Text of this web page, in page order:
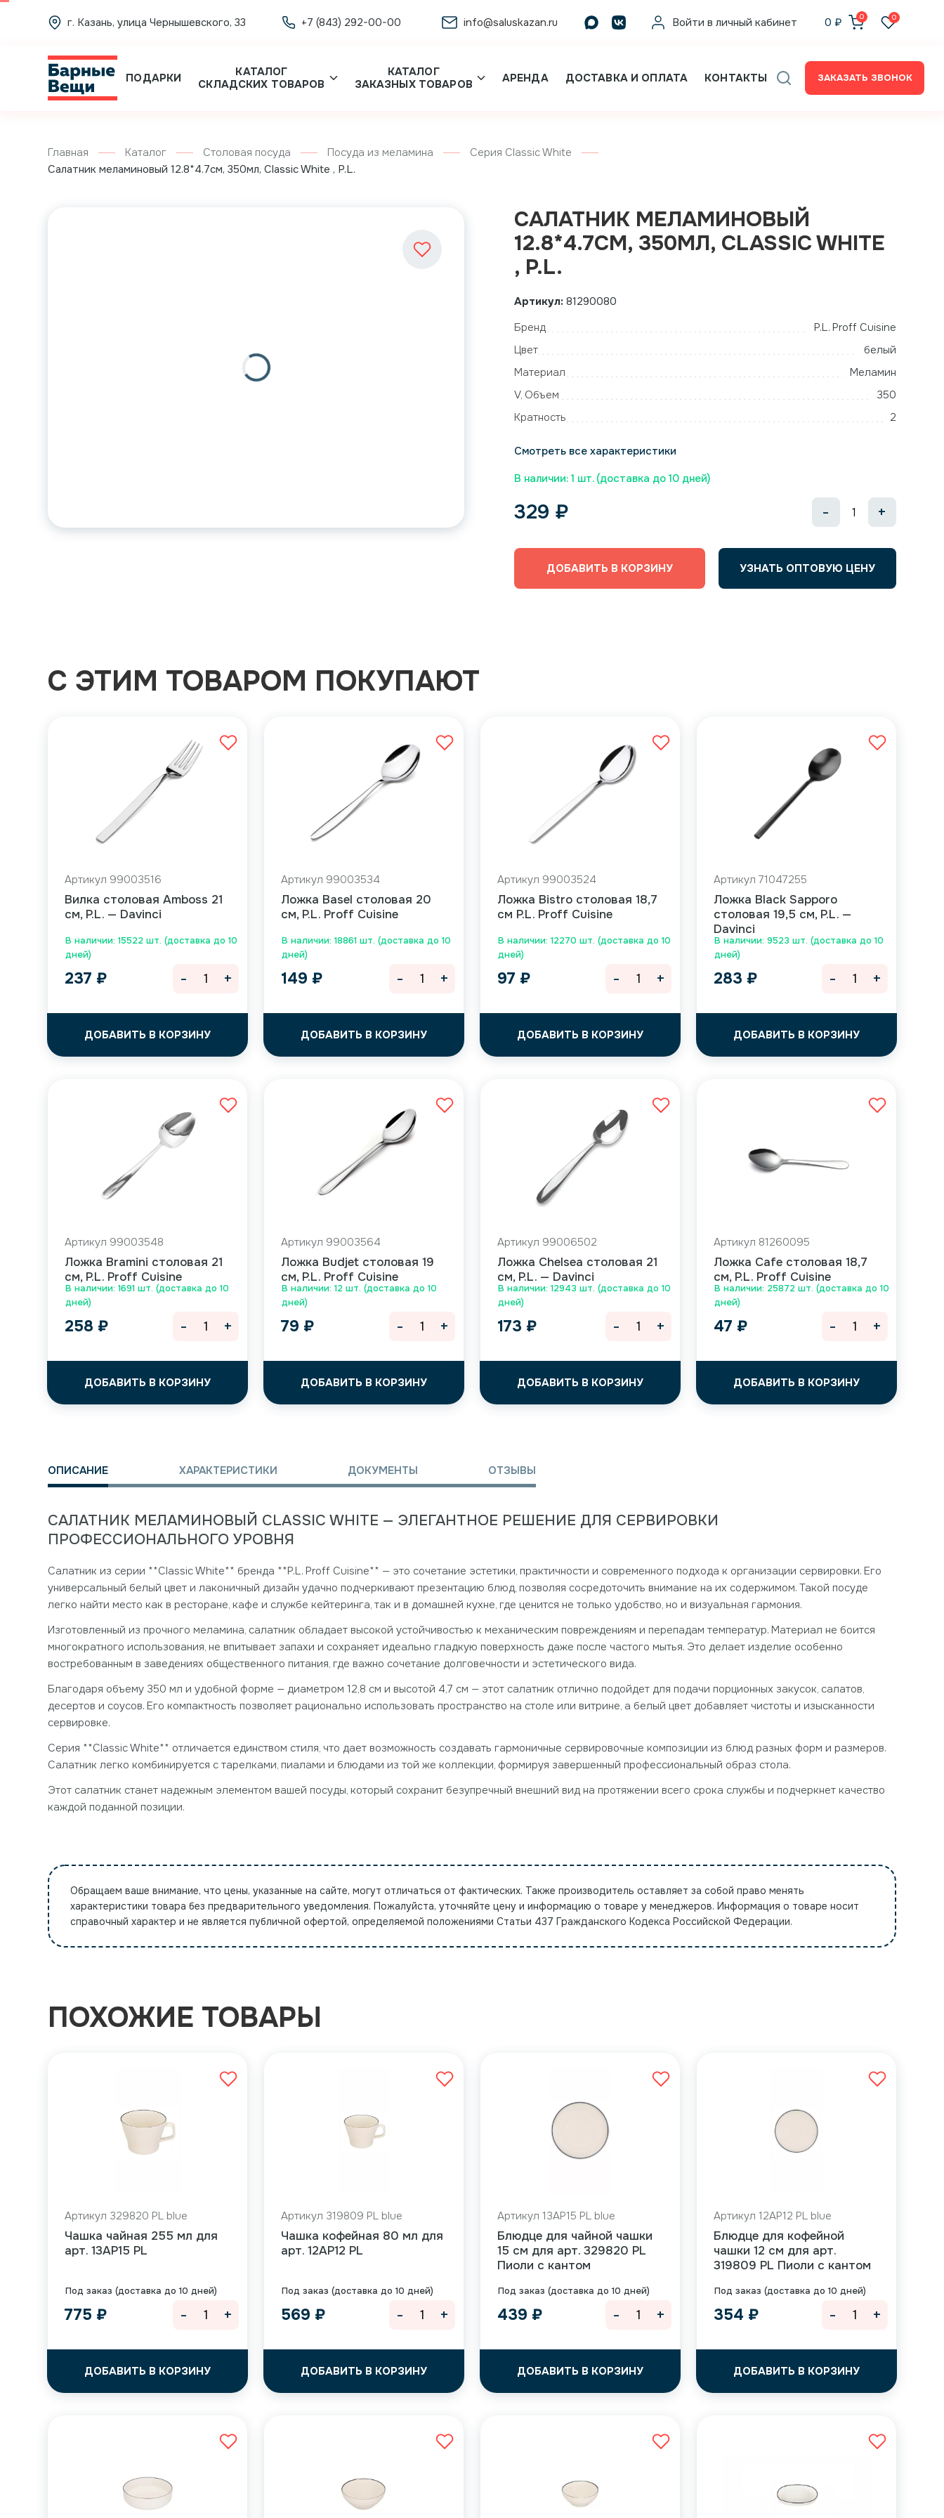
г. Казань, улица Чернышевского, 33 +7 (843) 292-00-00 info@saluskazan.ru Войти в личный кабинет 0 ₽ 0 0
ПОДАРКИ
КАТАЛОГ
СКЛАДСКИХ ТОВАРОВ
КАТАЛОГ
ЗАКАЗНЫХ ТОВАРОВ
АРЕНДА ДОСТАВКА И ОПЛАТА КОНТАКТЫ ЗАКАЗАТЬ ЗВОНОК
Главная Каталог Столовая посуда Посуда из меламина
Серия Classic White
Салатник меламиновый 12.8*4.7см, 350мл, Classic White , P.L.
САЛАТНИК МЕЛАМИНОВЫЙ
12.8*4.7СМ, 350МЛ, CLASSIC WHITE
, P.L.
Артикул: 81290080
Бренд
P.L. Proff Cuisine
Цвет
белый
Материал
Меламин
V, Объем
350
Кратность
2
Смотреть все характеристики
В наличии: 1 шт. (доставка до 10 дней)
329 ₽ - +
ДОБАВИТЬ В КОРЗИНУ УЗНАТЬ ОПТОВУЮ ЦЕНУ
С ЭТИМ ТОВАРОМ ПОКУПАЮТ
В наличии: 15522 шт. (доставка до 10
дней)
Артикул 99003516
Вилка столовая Amboss 21
см, P.L. — Davinci
237 ₽
ДОБАВИТЬ В КОРЗИНУ
- +
В наличии: 18861 шт. (доставка до 10
дней)
Артикул 99003534
Ложка Basel столовая 20
см, P.L. Proff Cuisine
149 ₽
ДОБАВИТЬ В КОРЗИНУ
- +
В наличии: 12270 шт. (доставка до 10
дней)
Артикул 99003524
Ложка Bistro столовая 18,7
см P.L. Proff Cuisine
97 ₽
ДОБАВИТЬ В КОРЗИНУ
- +
В наличии: 9523 шт. (доставка до 10
дней)
Артикул 71047255
Ложка Black Sapporo
столовая 19,5 см, P.L. —
Davinci
283 ₽
ДОБАВИТЬ В КОРЗИНУ
- +
В наличии: 1691 шт. (доставка до 10
дней)
Артикул 99003548
Ложка Bramini столовая 21
см, P.L. Proff Cuisine
258 ₽
ДОБАВИТЬ В КОРЗИНУ
- +
В наличии: 12 шт. (доставка до 10
дней)
Артикул 99003564
Ложка Budjet столовая 19
см, P.L. Proff Cuisine
79 ₽
ДОБАВИТЬ В КОРЗИНУ
- +
В наличии: 12943 шт. (доставка до 10
дней)
Артикул 99006502
Ложка Chelsea столовая 21
см, P.L. — Davinci
173 ₽
ДОБАВИТЬ В КОРЗИНУ
- +
В наличии: 25872 шт. (доставка до 10
дней)
Артикул 81260095
Ложка Cafe столовая 18,7
см, P.L. Proff Cuisine
47 ₽
ДОБАВИТЬ В КОРЗИНУ
- +
ОПИСАНИЕ ХАРАКТЕРИСТИКИ ДОКУМЕНТЫ ОТЗЫВЫ
САЛАТНИК МЕЛАМИНОВЫЙ CLASSIC WHITE — ЭЛЕГАНТНОЕ РЕШЕНИЕ ДЛЯ СЕРВИРОВКИ
ПРОФЕССИОНАЛЬНОГО УРОВНЯ
Салатник из серии **Classic White** бренда **P.L. Proff Cuisine** — это сочетание эстетики, практичности и современного подхода к организации сервировки. Его
универсальный белый цвет и лаконичный дизайн удачно подчеркивают презентацию блюд, позволяя сосредоточить внимание на их содержимом. Такой посуде
легко найти место как в ресторане, кафе и службе кейтеринга, так и в домашней кухне, где ценится не только удобство, но и визуальная гармония.
Изготовленный из прочного меламина, салатник обладает высокой устойчивостью к механическим повреждениям и перепадам температур. Материал не боится
многократного использования, не впитывает запахи и сохраняет идеально гладкую поверхность даже после частого мытья. Это делает изделие особенно
востребованным в заведениях общественного питания, где важно сочетание долговечности и эстетического вида.
Благодаря объему 350 мл и удобной форме — диаметром 12,8 см и высотой 4,7 см — этот салатник отлично подойдет для подачи порционных закусок, салатов,
десертов и соусов. Его компактность позволяет рационально использовать пространство на столе или витрине, а белый цвет добавляет чистоты и изысканности
сервировке.
Серия **Classic White** отличается единством стиля, что дает возможность создавать гармоничные сервировочные композиции из блюд разных форм и размеров.
Салатник легко комбинируется с тарелками, пиалами и блюдами из той же коллекции, формируя завершенный профессиональный образ стола.
Этот салатник станет надежным элементом вашей посуды, который сохранит безупречный внешний вид на протяжении всего срока службы и подчеркнет качество
каждой поданной позиции.
Обращаем ваше внимание, что цены, указанные на сайте, могут отличаться от фактических. Также производитель оставляет за собой право менять
характеристики товара без предварительного уведомления. Пожалуйста, уточняйте цену и информацию о товаре у менеджеров. Информация о товаре носит
справочный характер и не является публичной офертой, определяемой положениями Статьи 437 Гражданского Кодекса Российской Федерации.
ПОХОЖИЕ ТОВАРЫ
Под заказ (доставка до 10 дней)
Артикул 329820 PL blue
Чашка чайная 255 мл для
арт. 13AP15 PL
775 ₽
ДОБАВИТЬ В КОРЗИНУ
- +
Под заказ (доставка до 10 дней)
Артикул 319809 PL blue
Чашка кофейная 80 мл для
арт. 12AP12 PL
569 ₽
ДОБАВИТЬ В КОРЗИНУ
- +
Под заказ (доставка до 10 дней)
Артикул 13AP15 PL blue
Блюдце для чайной чашки
15 см для арт. 329820 PL
Пиоли с кантом
439 ₽
ДОБАВИТЬ В КОРЗИНУ
- +
Под заказ (доставка до 10 дней)
Артикул 12AP12 PL blue
Блюдце для кофейной
чашки 12 см для арт.
319809 PL Пиоли с кантом
354 ₽
ДОБАВИТЬ В КОРЗИНУ
- +